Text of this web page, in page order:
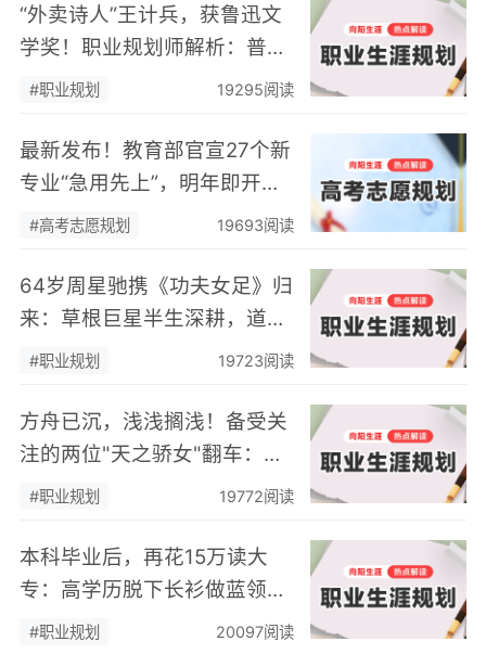
“外卖诗人”王计兵，获鲁迅文
学奖！职业规划师解析：普通
人到底该如何“不迷茫”地追
#职业规划 19295阅读
最新发布！教育部官宣27个新
专业“急用先上”，明年即开始
招生！高考志愿规划师再迎新
#高考志愿规划 19693阅读
64岁周星驰携《功夫女足》归
来：草根巨星半生深耕，道尽
终身职业成长的底层逻辑
#职业规划 19723阅读
方舟已沉，浅浅搁浅！备受关
注的两位"天之骄女"翻车：不
匹配的职业规划，终将自食恶
#职业规划 19772阅读
本科毕业后，再花15万读大
专：高学历脱下长衫做蓝领，
本质是职业规划缺失的无奈之
#职业规划 20097阅读